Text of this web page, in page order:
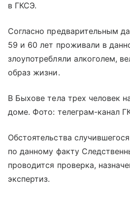
в ГКСЭ.
Согласно предварительным
59 и 60 лет проживали в
злоупотребляли алкоголем,
образ жизни.
В Быхове тела трех человек
доме. Фото: телеграм-канал
Обстоятельства
по данному факту
проводится проверка,
экспертиз.